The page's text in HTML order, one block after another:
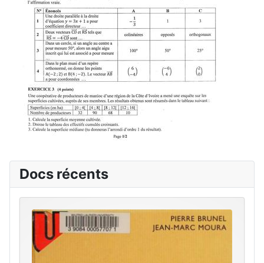
Docs récents